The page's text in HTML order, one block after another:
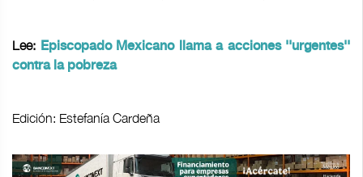
Lee: Episcopado Mexicano llama a acciones ''urgentes''
contra la pobreza
Edición: Estefanía Cardeña